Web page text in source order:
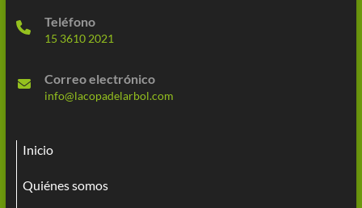
Teléfono
15 3610 2021
Correo electrónico
info@lacopadelarbol.com
Inicio
Quiénes somos